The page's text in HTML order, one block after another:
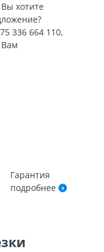
хотите
336 664 110,
Гарантия
подробнее